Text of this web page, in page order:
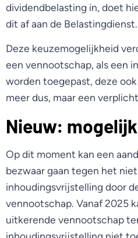
dividendbelasting in, doet
dit af aan de Belastingdienst.
Deze keuzemogelijkheid
een vennootschap, als een
worden toegepast, deze
meer dus, maar een
Nieuw:
Op dit moment kan een
bezwaar gaan tegen het
inhoudingsvrijstelling door
vennootschap. Vanaf 2025
uitkerende vennootschap